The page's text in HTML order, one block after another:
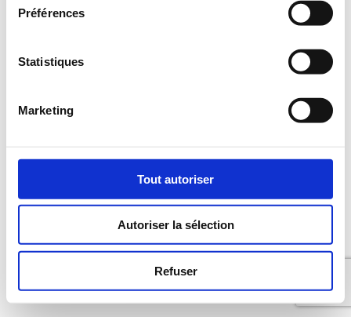
Préférences
Statistiques
Marketing
Tout autoriser
Autoriser la sélection
Refuser